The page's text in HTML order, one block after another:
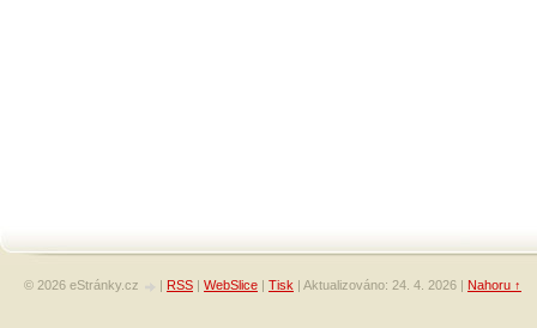
© 2026 eStránky.cz | RSS | WebSlice | Tisk | Aktualizováno: 24. 4. 2026 | Nahoru ↑